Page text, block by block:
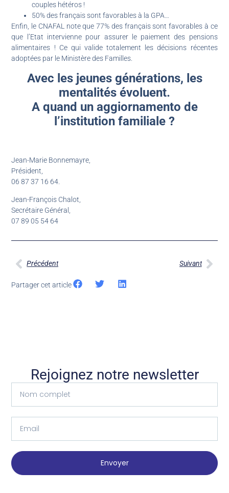
couples hétéros !
50% des français sont favorables à la GPA…
Enfin, le CNAFAL note que 77% des français sont favorables à ce
que l’Etat intervienne pour assurer le paiement des pensions
alimentaires ! Ce qui valide totalement les décisions récentes
adoptées par le Ministère des Familles.
Avec les jeunes générations, les
mentalités évoluent.
A quand un aggiornamento de
l’institution familiale ?
Jean-Marie Bonnemayre,
Président,
06 87 37 16 64.
Jean-François Chalot,
Secrétaire Général,
07 89 05 54 64
Précédent Suivant
Partager cet article
Rejoignez notre newsletter
Envoyer